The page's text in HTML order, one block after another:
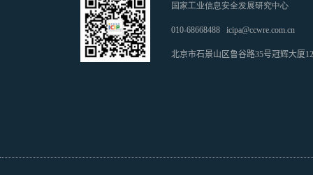
国家工业信息安全发展研究中心
010-68668488 icipa@ccwre.com.cn
北京市石景山区鲁谷路35号冠辉大厦